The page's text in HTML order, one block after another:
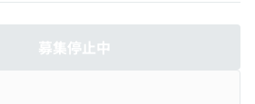
募集停止中